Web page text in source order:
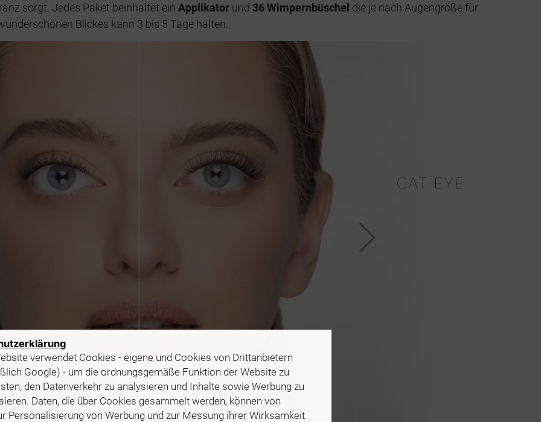
sorgt. Jedes Paket beinhaltet ein Applikator und 36 Wimpernbüschel die je nach Augengröße für
Blickes kann 3 bis 5 Tage halten.
verwendet Cookies - eigene und Cookies von Drittanbietern
Google) - um die ordnungsgemäße Funktion der Website zu
den Datenverkehr zu analysieren und Inhalte sowie Werbung zu
Daten, die über Cookies gesammelt werden, können von
Personalisierung von Werbung und zur Messung ihrer Wirksamkeit